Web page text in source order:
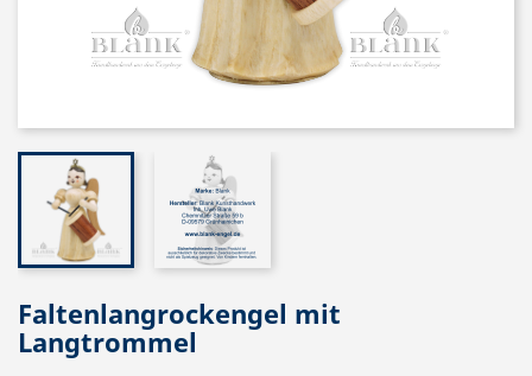
Faltenlangrockengel mit
Langtrommel